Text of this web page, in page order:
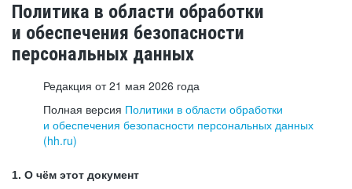
Политика в области обработки
и обеспечения безопасности
персональных данных
Редакция от 21 мая 2026 года
Полная версия Политики в области обработки
и обеспечения безопасности персональных данных
(hh.ru)
1. О чём этот документ